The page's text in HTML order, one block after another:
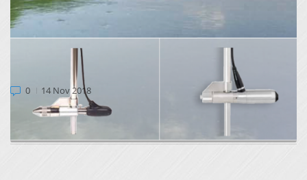
VABILO NA PREDSTAVITEV MERILCA
PRETOKA VODNEGA TOKA, 21.11.2018
0 14 Nov 2018
V sredo, 21.11.2018 ob 9.00 uri ste vabljeni na Zavod za
ribištvo Slovenije (sejna soba), kjer bo pote...